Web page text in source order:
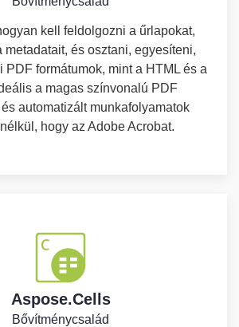
kell feldolgozni a űrlapokat,
metadatait, és osztani, egyesíteni,
PDF formátumok, mint a HTML és a
a magas színvonalú PDF
automatizált munkafolyamatok
hogy az Adobe Acrobat.
Aspose.Cells
Bővítménycsalád